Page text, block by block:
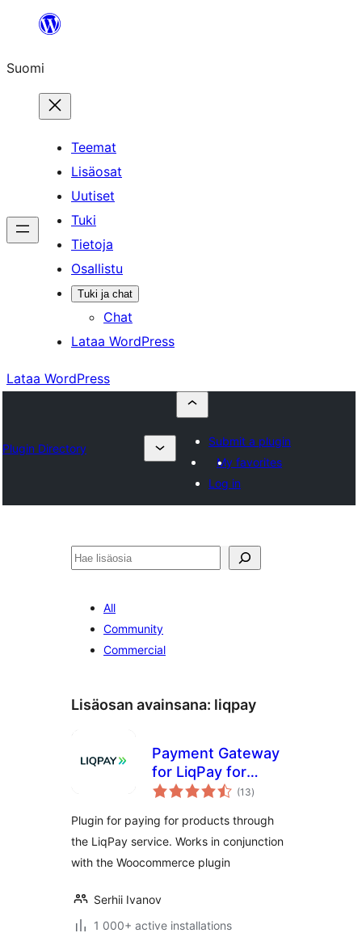
Suomi
Teemat
Lisäosat
Uutiset
Tuki
Tietoja
Osallistu
Tuki ja chat
Chat
Lataa WordPress
Lataa WordPress
Plugin Directory
Submit a plugin
My favorites
Log in
Etsi
All
Community
Commercial
Lisäosan avainsana: liqpay
Payment Gateway
for LiqPay for
Woocommerce
(13arvosanat
yhteensä
)
Plugin for paying for products through
the LiqPay service. Works in conjunction
with the Woocommerce plugin
Serhii Ivanov
1 000+ active installations